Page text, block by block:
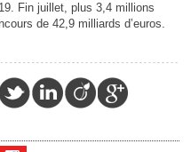
Fin juillet, plus 3,4 millions
de 42,9 milliards d’euros.